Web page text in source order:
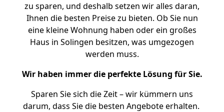
zu sparen, und deshalb setzen wir alles daran,
Ihnen die besten Preise zu bieten. Ob Sie nun
eine kleine Wohnung haben oder ein großes
Haus in Solingen besitzen, was umgezogen
werden muss.
Wir haben immer die perfekte Lösung für Sie.
Sparen Sie sich die Zeit – wir kümmern uns
darum, dass Sie die besten Angebote erhalten.